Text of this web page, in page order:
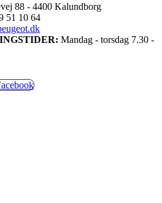
88 - 4400 Kalundborg
51 10 64
Mandag - torsdag 7.30 -